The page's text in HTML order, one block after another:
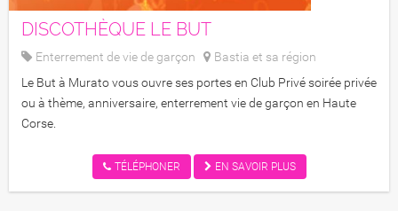
Discothèque Le But
DISCOTHÈQUE LE BUT
Enterrement de vie de garçon
Bastia et sa région
Le But à Murato vous ouvre ses portes en Club Privé soirée privée
ou à thème, anniversaire, enterrement vie de garçon en Haute
Corse.
TÉLÉPHONER EN SAVOIR PLUS